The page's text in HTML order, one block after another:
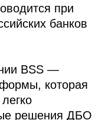
при
банков
BSS —
которая
решения ДБО